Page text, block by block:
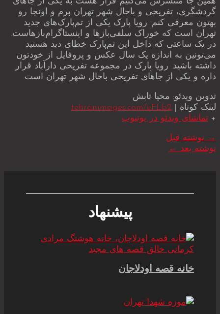
گردشگری، تفریحی و باحال شهر تهران برم و اونجا رو
بهتون معرفی کنم. رویا پارک یکی از تم‌پارک‌های جدید
تهران است که خوراک سلفی‌بازها و اینستاگرام‌بازهاست.
در یک ساعتی که داخل این تم‌پارک خطای دید هستید
می‌تونین به اندازه یک سال عکس و پروفایل از خودتون
داشته باشید. رویا پارک در مجموعه تفریحی دارآباد قرار
داره و یکی از جاهای تفریحی باحال شهر تهران است.
تدوین ویدئو: محیا تابش
لینک کوتاه | tehranimages.com/uFLb2
+ تماشای ویدئو در یوتیوب
→ نوشته قبل
نوشته بعد ←
پیشنهاد
خانه قصه اودلاجان